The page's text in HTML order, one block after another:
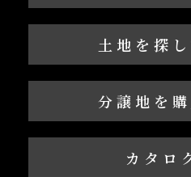
土地を探
分譲地を
カタロ